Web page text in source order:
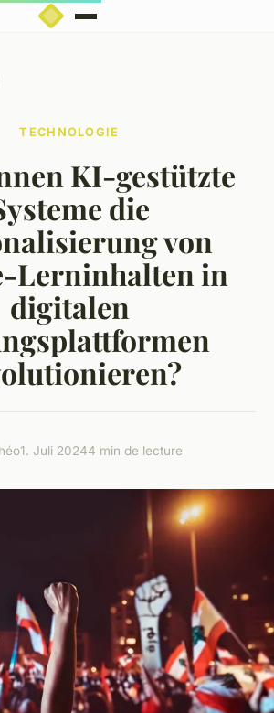
TECHNOLOGIE
KI-gestützte
die
von
Lerninhalten in
digitalen
1. Juli 20244 min de lecture